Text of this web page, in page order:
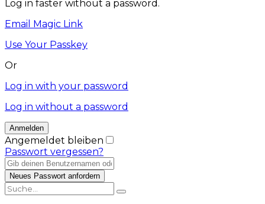
Log in faster without a password.
Email Magic Link
Use Your Passkey
Or
Log in with your password
Log in without a password
Angemeldet bleiben
Passwort vergessen?